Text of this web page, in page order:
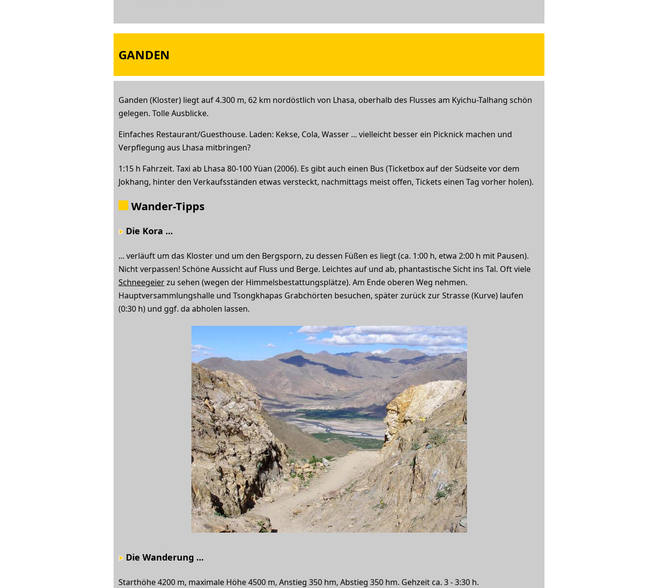
GANDEN
Ganden (Kloster) liegt auf 4.300 m, 62 km nordöstlich von Lhasa, oberhalb des Flusses am Kyichu-Talhang schön
gelegen. Tolle Ausblicke.
Einfaches Restaurant/Guesthouse. Laden: Kekse, Cola, Wasser ... vielleicht besser ein Picknick machen und
Verpflegung aus Lhasa mitbringen?
1:15 h Fahrzeit. Taxi ab Lhasa 80-100 Yüan (2006). Es gibt auch einen Bus (Ticketbox auf der Südseite vor dem
Jokhang, hinter den Verkaufsständen etwas versteckt, nachmittags meist offen, Tickets einen Tag vorher holen).
Wander-Tipps
Die Kora ...
... verläuft um das Kloster und um den Bergsporn, zu dessen Füßen es liegt (ca. 1:00 h, etwa 2:00 h mit Pausen).
Nicht verpassen! Schöne Aussicht auf Fluss und Berge. Leichtes auf und ab, phantastische Sicht ins Tal. Oft viele
Schneegeierzu sehen (wegen der Himmelsbestattungsplätze). Am Ende oberen Weg nehmen.
Hauptversammlungshalle und Tsongkhapas Grabchörten besuchen, später zurück zur Strasse (Kurve) laufen
(0:30 h) und ggf. da abholen lassen.
Die Wanderung ...
Starthöhe 4200 m, maximale Höhe 4500 m, Anstieg 350 hm, Abstieg 350 hm. Gehzeit ca. 3 - 3:30 h.